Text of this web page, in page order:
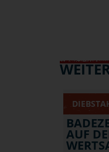
AUF